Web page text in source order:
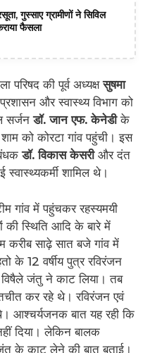
गुस्साए ग्रामीणों ने सिविल
फैसला
परिषद की पूर्व अध्यक्षसुषमा
और स्वास्थ्य विभाग को
सर्जनडॉ. जान एफ. केनेडीके
को कोरटा गांव पहुंची। इस
डॉ. विकास केसरीऔर दंत
शामिल थे।
गांव में पहुंचकर रहस्यमयी
की स्थिति आदि के बारे में
करीब साढ़े सात बजे गांव में
के 12 वर्षीय पुत्र रविरंजन
विषैले जंतु ने काट लिया। तब
कर रहे थे। रविरंजन एवं
आश्चर्यजनक बात यह रही कि
दिया। लेकिन बालक
के काट लेने की बात बताई।